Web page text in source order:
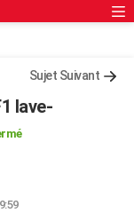
Sujet Suivant
lave-